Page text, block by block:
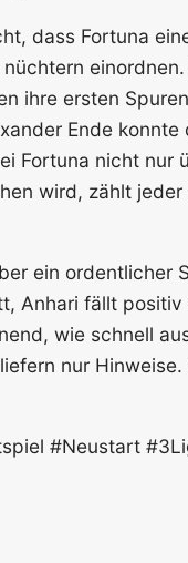
dass Fortuna
ihre ersten
Ende
Fortuna nicht nur
wird, zählt
ein ordentlicher
Anhari fällt
wie schnell
nur
#Neustart